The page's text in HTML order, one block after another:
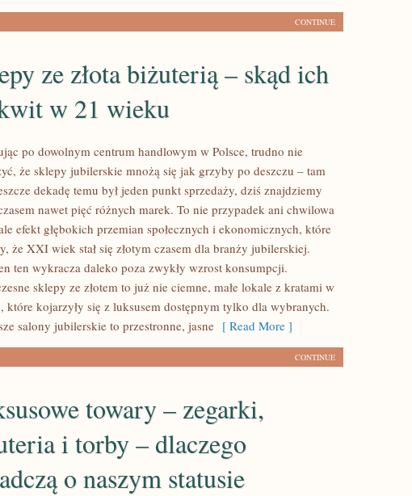
CONTINUE
ze złota biżuterią – skąd ich
w 21 wieku
po dowolnym centrum handlowym w Polsce, trudno nie
że sklepy jubilerskie mnożą się jak grzyby po deszczu – tam
dekadę temu był jeden punkt sprzedaży, dziś znajdziemy
nawet pięć różnych marek. To nie przypadek ani chwilowa
efekt głębokich przemian społecznych i ekonomicznych, które
że XXI wiek stał się złotym czasem dla branży jubilerskiej.
ten wykracza daleko poza zwykły wzrost konsumpcji.
sklepy ze złotem to już nie ciemne, małe lokale z kratami w
które kojarzyły się z luksusem dostępnym tylko dla wybranych.
salony jubilerskie to przestronne, jasne [ Read More ]
CONTINUE
towary – zegarki,
i torby – dlaczego
o naszym statusie